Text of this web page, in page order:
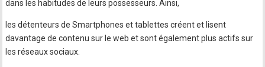
dans les habitudes de leurs possesseurs. Ainsi,
les détenteurs de Smartphones et tablettes créent et lisent
davantage de contenu sur le web et sont également plus actifs sur
les réseaux sociaux.